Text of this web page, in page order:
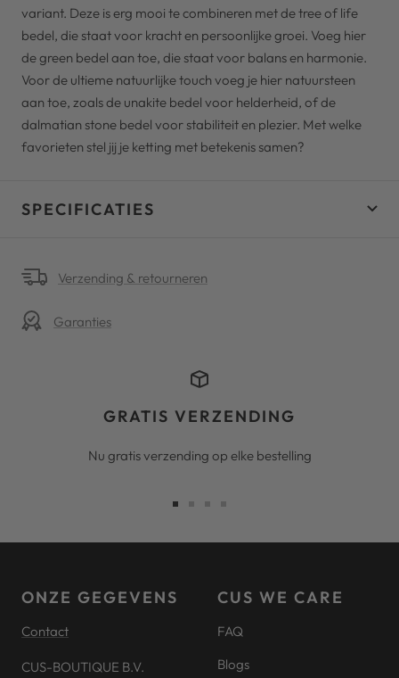
variant. Deze is erg mooi te combineren met de tree of life
bedel, die staat voor kracht en persoonlijke groei. Voeg hier
de green bedel aan toe, die staat voor balans en harmonie.
Voor de ultieme natuurlijke touch voeg je hier natuursteen
aan toe, zoals de unakite bedel voor helderheid, of de
dalmatian stone bedel voor stabiliteit en plezier. Met welke
favorieten stel jij je ketting met betekenis samen?
SPECIFICATIES
Verzending & retourneren
Garanties
GRATIS VERZENDING
Nu gratis verzending op elke bestelling
ONZE GEGEVENS
Contact
CUS-BOUTIQUE B.V.
CUS WE CARE
FAQ
Blogs